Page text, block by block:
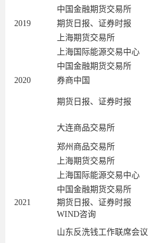
中国金融期货交易所
2019
期货日报、证券时报
上海期货交易所
上海国际能源交易中心
中国金融期货交易所
2020
券商中国
期货日报、证券时报
大连商品交易所
郑州商品交易所
上海期货交易所
上海国际能源交易中心
中国金融期货交易所
2021
期货日报、证券时报
WIND咨询
山东反洗钱工作联席会议